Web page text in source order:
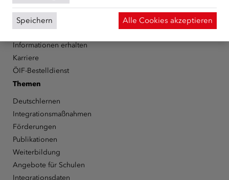
Der Österreichische Integrationsfonds (ÖIF)
Organigramm
Informationen erhalten
Karriere
ÖIF-Bestelldienst
Themen
Deutschlernen
Integrationsmaßnahmen
Förderungen
Publikationen
Weiterbildung
Angebote für Schulen
Integrationsdaten
Speichern Alle Cookies akzeptieren